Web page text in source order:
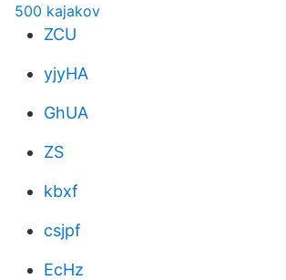
500 kajakov
ZCU
yjyHA
GhUA
ZS
kbxf
csjpf
EcHz